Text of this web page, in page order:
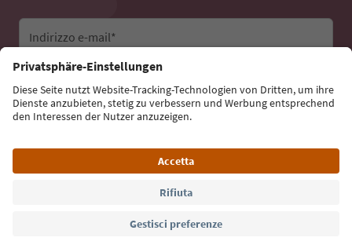
Indirizzo e-mail*
Iscriviti alla newsletter